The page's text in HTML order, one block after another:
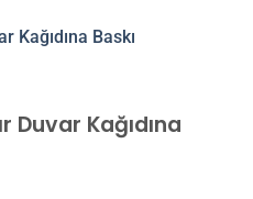
Duvar Kağıdına